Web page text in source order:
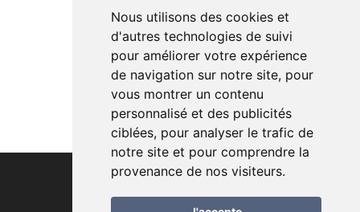
Nous utilisons des cookies et
d'autres technologies de suivi
pour améliorer votre expérience
de navigation sur notre site, pour
vous montrer un contenu
personnalisé et des publicités
ciblées, pour analyser le trafic de
notre site et pour comprendre la
provenance de nos visiteurs.